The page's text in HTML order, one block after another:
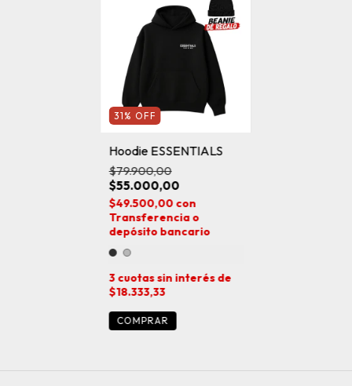
31 % OFF
Hoodie ESSENTIALS
$79.900,00
$55.000,00
$49.500,00 con
Transferencia o
depósito bancario
3cuotas sin interés de
$18.333,33
COMPRAR